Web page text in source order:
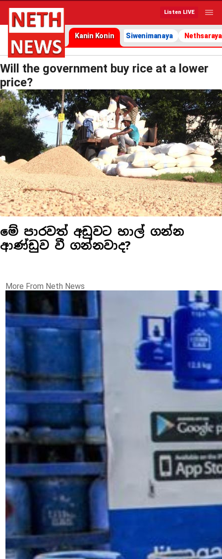
Listen LIVE
Kanin Konin Siwenimanaya Nethsaraya
Will the government buy rice at a lower
price?
මේ පාරවත් අඩුවට හාල් ගන්න
ආණ්ඩුව වී ගන්නවාද?
More From Neth News